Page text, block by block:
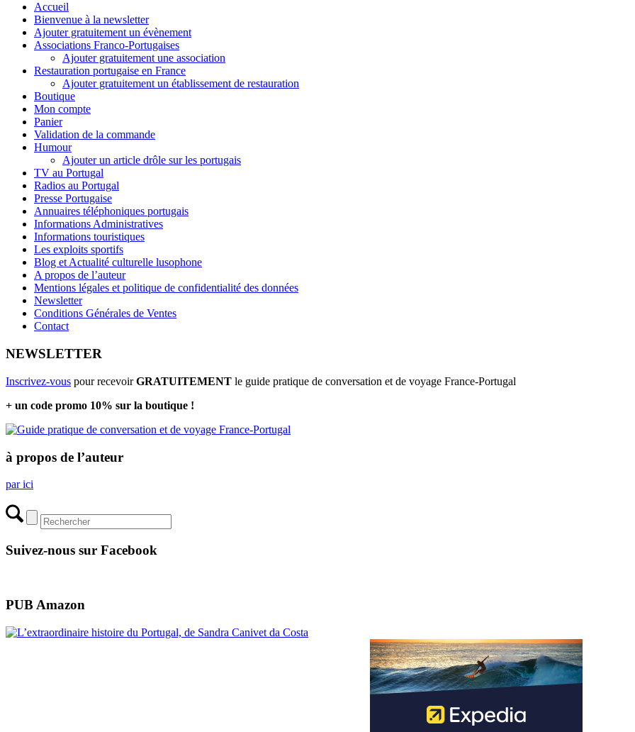
Accueil
Bienvenue à la newsletter
Ajouter gratuitement un évènement
Associations Franco-Portugaises
Ajouter gratuitement une association
Restauration portugaise en France
Ajouter gratuitement un établissement de restauration
Boutique
Mon compte
Panier
Validation de la commande
Humour
Ajouter un article drôle sur les portugais
TV au Portugal
Radios au Portugal
Presse Portugaise
Annuaires téléphoniques portugais
Informations Administratives
Informations touristiques
Les exploits sportifs
Blog et Actualité culturelle lusophone
A propos de l’auteur
Mentions légales et politique de confidentialité des données
Newsletter
Conditions Générales de Ventes
Contact
NEWSLETTER
Inscrivez-vous pour recevoirGRATUITEMENT le guide pratique de conversation et de voyage France-Portugal
+ un code promo 10% sur la boutique !
à propos de l’auteur
par ici
Suivez-nous sur Facebook
PUB Amazon